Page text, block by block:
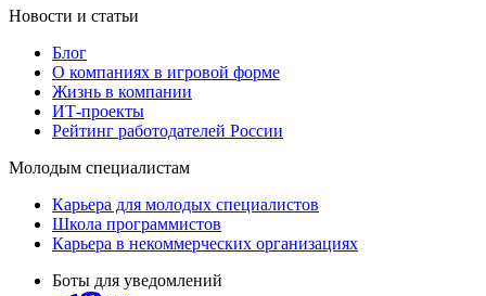
Новости и статьи
Блог
О компаниях в игровой форме
Жизнь в компании
ИТ-проекты
Рейтинг работодателей России
Молодым специалистам
Карьера для молодых специалистов
Школа программистов
Карьера в некоммерческих организациях
Боты для уведомлений